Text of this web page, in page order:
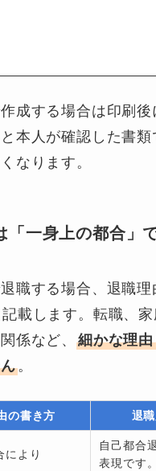
成する場合は印刷
本人が確認した書
なります。
「一身上の都合」
職する場合、退職理
記載します。転職、
係など、 細かな理
。
の書き方 退
により
自己都合
表現です。